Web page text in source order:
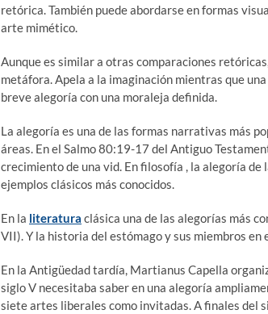
retórica. También puede abordarse en formas
arte mimético.
Aunque es similar a otras comparaciones
metáfora. Apela a la imaginación mientras que
breve alegoría con una moraleja definida.
La alegoría es una de las formas narrativas más
áreas. En el Salmo 80:19-17 del Antiguo
crecimiento de una vid. En filosofía , la alegoría de
ejemplos clásicos más conocidos.
En la literatura clásica una de las alegorías más
VII). Y la historia del estómago y sus miembros
En la Antigüedad tardía, Martianus Capella
siglo V necesitaba saber en una alegoría
siete artes liberales como invitadas. A finales del